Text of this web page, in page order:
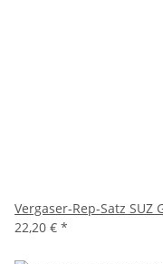
Vergaser-Rep-Satz SUZ
22,20 € *